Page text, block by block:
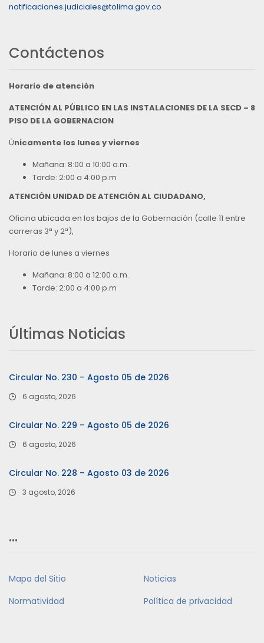
notificaciones.judiciales@tolima.gov.co
Contáctenos
Horario de atención
ATENCIÓN AL PÚBLICO EN LAS INSTALACIONES DE LA SECD – 8
PISO DE LA GOBERNACION
Únicamente los lunes y viernes
Mañana: 8:00 a 10:00 a.m.
Tarde: 2:00 a 4:00 p.m
ATENCIÓN UNIDAD DE ATENCIÓN AL CIUDADANO,
Oficina ubicada en los bajos de la Gobernación (calle 11 entre
carreras 3ª y 2ª),
Horario de lunes a viernes
Mañana: 8:00 a 12:00 a.m.
Tarde: 2:00 a 4:00 p.m
Últimas Noticias
Circular No. 230 – Agosto 05 de 2026
6 agosto, 2026
Circular No. 229 – Agosto 05 de 2026
6 agosto, 2026
Circular No. 228 – Agosto 03 de 2026
3 agosto, 2026
…
Mapa del Sitio
Noticias
Normatividad
Política de privacidad